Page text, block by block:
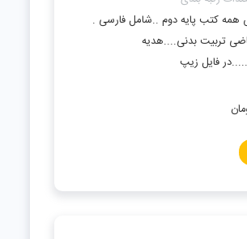
کتب پایه دوم ..شامل فارسی .
تربیت بدنی....هدیه
فایل زیپ